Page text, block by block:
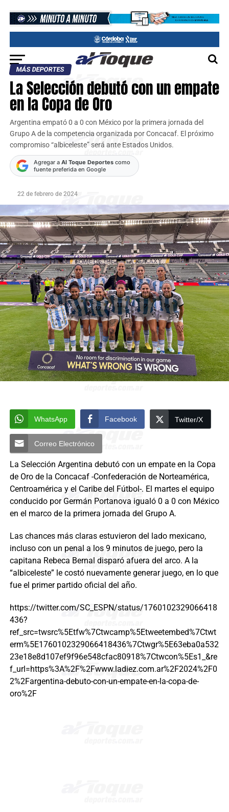
MÁS DEPORTES
La Selección debutó con un empate
en la Copa de Oro
Argentina empató 0 a 0 con México por la primera jornada del
Grupo A de la competencia organizada por Concacaf. El próximo
compromiso “albiceleste” será ante Estados Unidos.
Agregar a Al Toque Deportescomo
fuente preferida en Google
22 de febrero de 2024
WhatsApp Facebook Twitter/X
Correo Electrónico
La Selección Argentina debutó con un empate en la Copa
de Oro de la Concacaf -Confederación de Norteamérica,
Centroamérica y el Caribe del Fútbol-. El martes el equipo
conducido por Germán Portanova igualó 0 a 0 con México
en el marco de la primera jornada del Grupo A.
Las chances más claras estuvieron del lado mexicano,
incluso con un penal a los 9 minutos de juego, pero la
capitana Rebeca Bernal disparó afuera del arco. A la
“albiceleste” le costó nuevamente generar juego, en lo que
fue el primer partido oficial del año.
https://twitter.com/SC_ESPN/status/1760102329066418
436?
ref_src=twsrc%5Etfw%7Ctwcamp%5Etweetembed%7Ctwt
erm%5E1760102329066418436%7Ctwgr%5E63eba0a532
23e18e8d107ef9f96e548cfac80918%7Ctwcon%5Es1_&re
f_url=https%3A%2F%2Fwww.ladiez.com.ar%2F2024%2F0
2%2Fargentina-debuto-con-un-empate-en-la-copa-de-
oro%2F